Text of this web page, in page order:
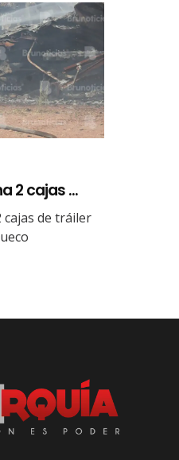
2 cajas ...
cajas de tráiler